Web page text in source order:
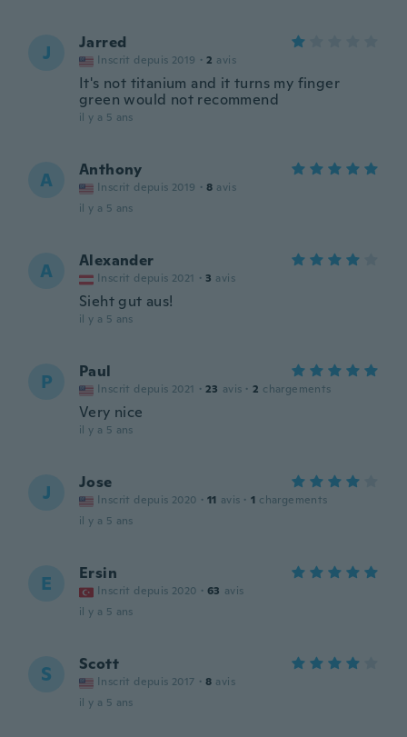
J Jarred
Inscrit depuis 2019 · 2 avis
It's not titanium and it turns my finger
green would not recommend
il y a 5 ans
A Anthony
Inscrit depuis 2019 · 8 avis
il y a 5 ans
A Alexander
Inscrit depuis 2021 · 3 avis
Sieht gut aus!
il y a 5 ans
P Paul
Inscrit depuis 2021 · 23 avis · 2 chargements
Very nice
il y a 5 ans
J Jose
Inscrit depuis 2020 · 11 avis · 1 chargements
il y a 5 ans
E Ersin
Inscrit depuis 2020 · 63 avis
il y a 5 ans
S Scott
Inscrit depuis 2017 · 8 avis
il y a 5 ans